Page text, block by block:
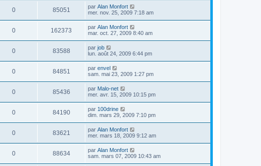
0 85051 par Alan Monfort
mer. nov. 25, 2009 7:18 am
0 162373 par Alan Monfort
mar. oct. 27, 2009 8:40 am
0 83588 par job
lun. août 24, 2009 6:44 pm
0 84851 par envel
sam. mai 23, 2009 1:27 pm
0 85436 par Malo-net
mer. avr. 15, 2009 10:15 pm
0 84190 par 100drine
dim. mars 29, 2009 7:10 pm
0 83621 par Alan Monfort
mer. mars 18, 2009 9:12 am
0 88634 par Alan Monfort
sam. mars 07, 2009 10:43 am